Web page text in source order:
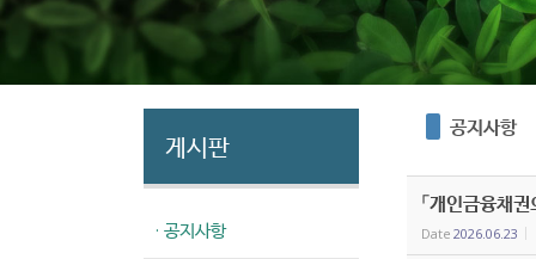
게시판
· 공지사항
공지사항
「개인금융채
Date 2026.06.23